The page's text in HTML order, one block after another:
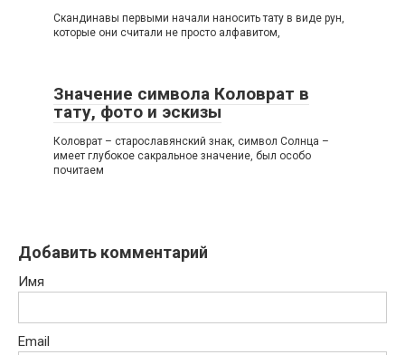
Скандинавы первыми начали наносить тату в виде рун,
которые они считали не просто алфавитом,
Значение символа Коловрат в
тату, фото и эскизы
Коловрат – старославянский знак, символ Солнца –
имеет глубокое сакральное значение, был особо
почитаем
Добавить комментарий
Имя
Email